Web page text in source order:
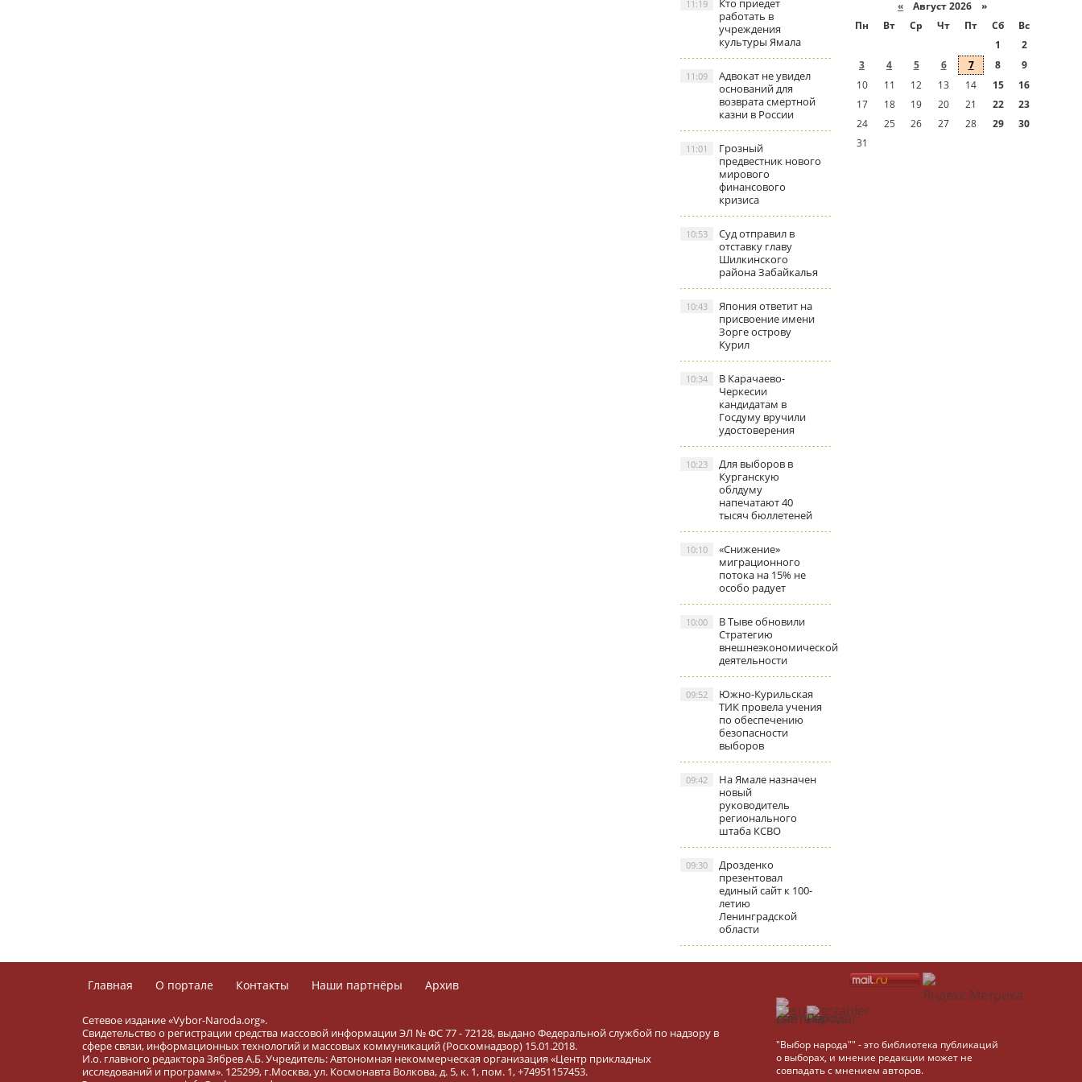
Кто приедет
работать в
учреждения
культуры Ямала
11:19
Адвокат не увидел
оснований для
возврата смертной
казни в России
11:09
Грозный
предвестник нового
мирового
финансового
кризиса
11:01
Суд отправил в
отставку главу
Шилкинского
района Забайкалья
10:53
Япония ответит на
присвоение имени
Зорге острову
Курил
10:43
В Карачаево-
Черкесии
кандидатам в
Госдуму вручили
удостоверения
10:34
Для выборов в
Курганскую
облдуму
напечатают 40
тысяч бюллетеней
10:23
«Снижение»
миграционного
потока на 15% не
особо радует
10:10
В Тыве обновили
Стратегию
внешнеэкономической
деятельности
10:00
Южно-Курильская
ТИК провела учения
по обеспечению
безопасности
выборов
09:52
На Ямале назначен
новый
руководитель
регионального
штаба КСВО
09:42
Дрозденко
презентовал
единый сайт к 100-
летию
Ленинградской
области
09:30
« Август 2026 »
Пн
Вт Ср Чт Пт Сб
Вс
1
2
3
4 5 6 7 8
9
10
11 12 13 14 15
16
17
18 19 20 21 22
23
24
25 26 27 28 29
30
31
Главная О портале Контакты Наши партнёры Архив
Сетевое издание «Vybor-Naroda.org».
Свидетельство о регистрации средства массовой информации ЭЛ № ФС 77 - 72128, выдано Федеральной службой по надзору в
сфере связи, информационных технологий и массовых коммуникаций (Роскомнадзор) 15.01.2018.
И.о. главного редактора Зябрев А.Б. Учредитель: Автономная некоммерческая организация «Центр прикладных
исследований и программ». 125299, г.Москва, ул. Космонавта Волкова, д. 5, к. 1, пом. 1, +74951157453.
"Выбор народа"" - это библиотека публикаций
о выборах, и мнение редакции может не
совпадать с мнением авторов.